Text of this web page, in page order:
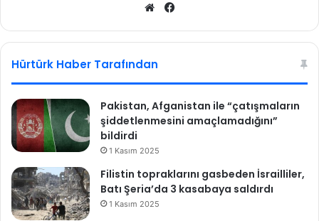
We
sit bo
Hürtürk Haber Tarafından
Pakistan, Afganistan ile “çatışmaların
şiddetlenmesini amaçlamadığını”
bildirdi
1 Kasım 2025
Filistin topraklarını gasbeden İsrailliler,
Batı Şeria’da 3 kasabaya saldırdı
1 Kasım 2025